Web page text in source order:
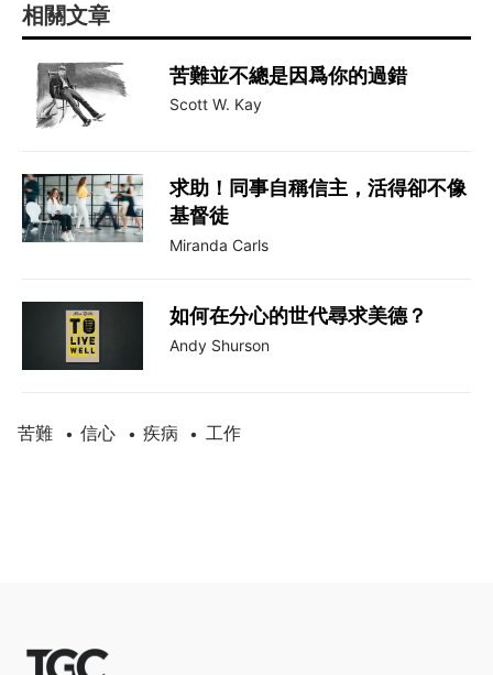
相關文章
苦難並不總是因爲你的過錯
Scott W. Kay
求助！同事自稱信主，活得卻不像
基督徒
Miranda Carls
如何在分心的世代尋求美德？
Andy Shurson
苦難 • 信心 • 疾病 • 工作